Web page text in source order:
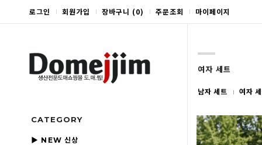
로그인 회원가입 장바구니 (0) 주문조회 마이페이지
CATEGORY
▶ NEW 신상
여자 세트
남자 세트 여자